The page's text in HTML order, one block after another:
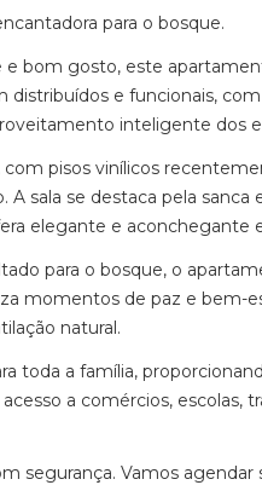
CondomÍnio Villagio da
Condominio Villanova
Res. Mirante da Granja
Reserva Cotia Park (4)
Reserva Cotia Park II (1)
Residencial Antonini (1)
Residencial Bem Te VI
Residencial Juritis (1)
Residencial Nova
Residencial San Remo
para o bosque.
bom gosto, este
e funcionais,
inteligente dos
pisos vinílicos
sala se destaca pela
elegante e aconchegante
para o bosque, o
momentos de paz e bem-
natural.
toda a família,
a comércios, escolas,
segurança. Vamos agendar